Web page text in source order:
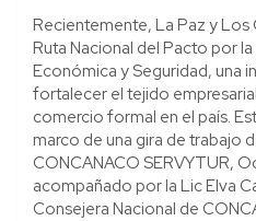
Recientemente, La Paz y Los
Ruta Nacional del Pacto por
Económica y Seguridad, una
fortalecer el tejido
comercio formal en el país.
marco de una gira de trabajo
CONCANACO SERVYTUR,
acompañado por la Lic Elva
Consejera Nacional de